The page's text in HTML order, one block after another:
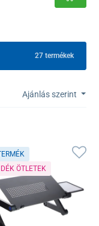
27 termékek
Ajánlás szerint
ÖTLETEK